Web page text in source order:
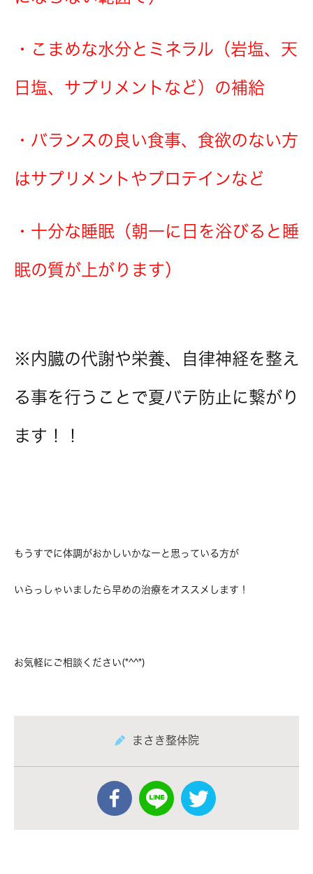
・こまめな水分とミネラル（岩塩、天
日塩、サプリメントなど）の補給
・バランスの良い食事、食欲のない方
はサプリメントやプロテインなど
・十分な睡眠（朝一に日を浴びると睡
眠の質が上がります）
※内臓の代謝や栄養、自律神経を整え
る事を行うことで夏バテ防止に繋がり
ます！！
もうすでに体調がおかしいかなーと思っている方が
いらっしゃいましたら早めの治療をオススメします！
お気軽にご相談ください(*^^*)
まさき整体院